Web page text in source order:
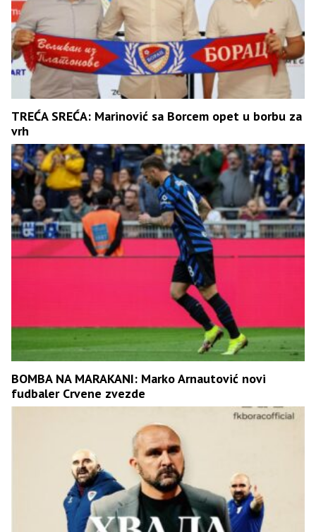
TREĆA SREĆA: Marinović sa Borcem opet u borbu za
vrh
BOMBA NA MARAKANI: Marko Arnautović novi
fudbaler Crvene zvezde